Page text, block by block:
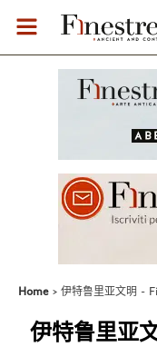
Home 伊特鲁里亚文明 -
伊特鲁里亚